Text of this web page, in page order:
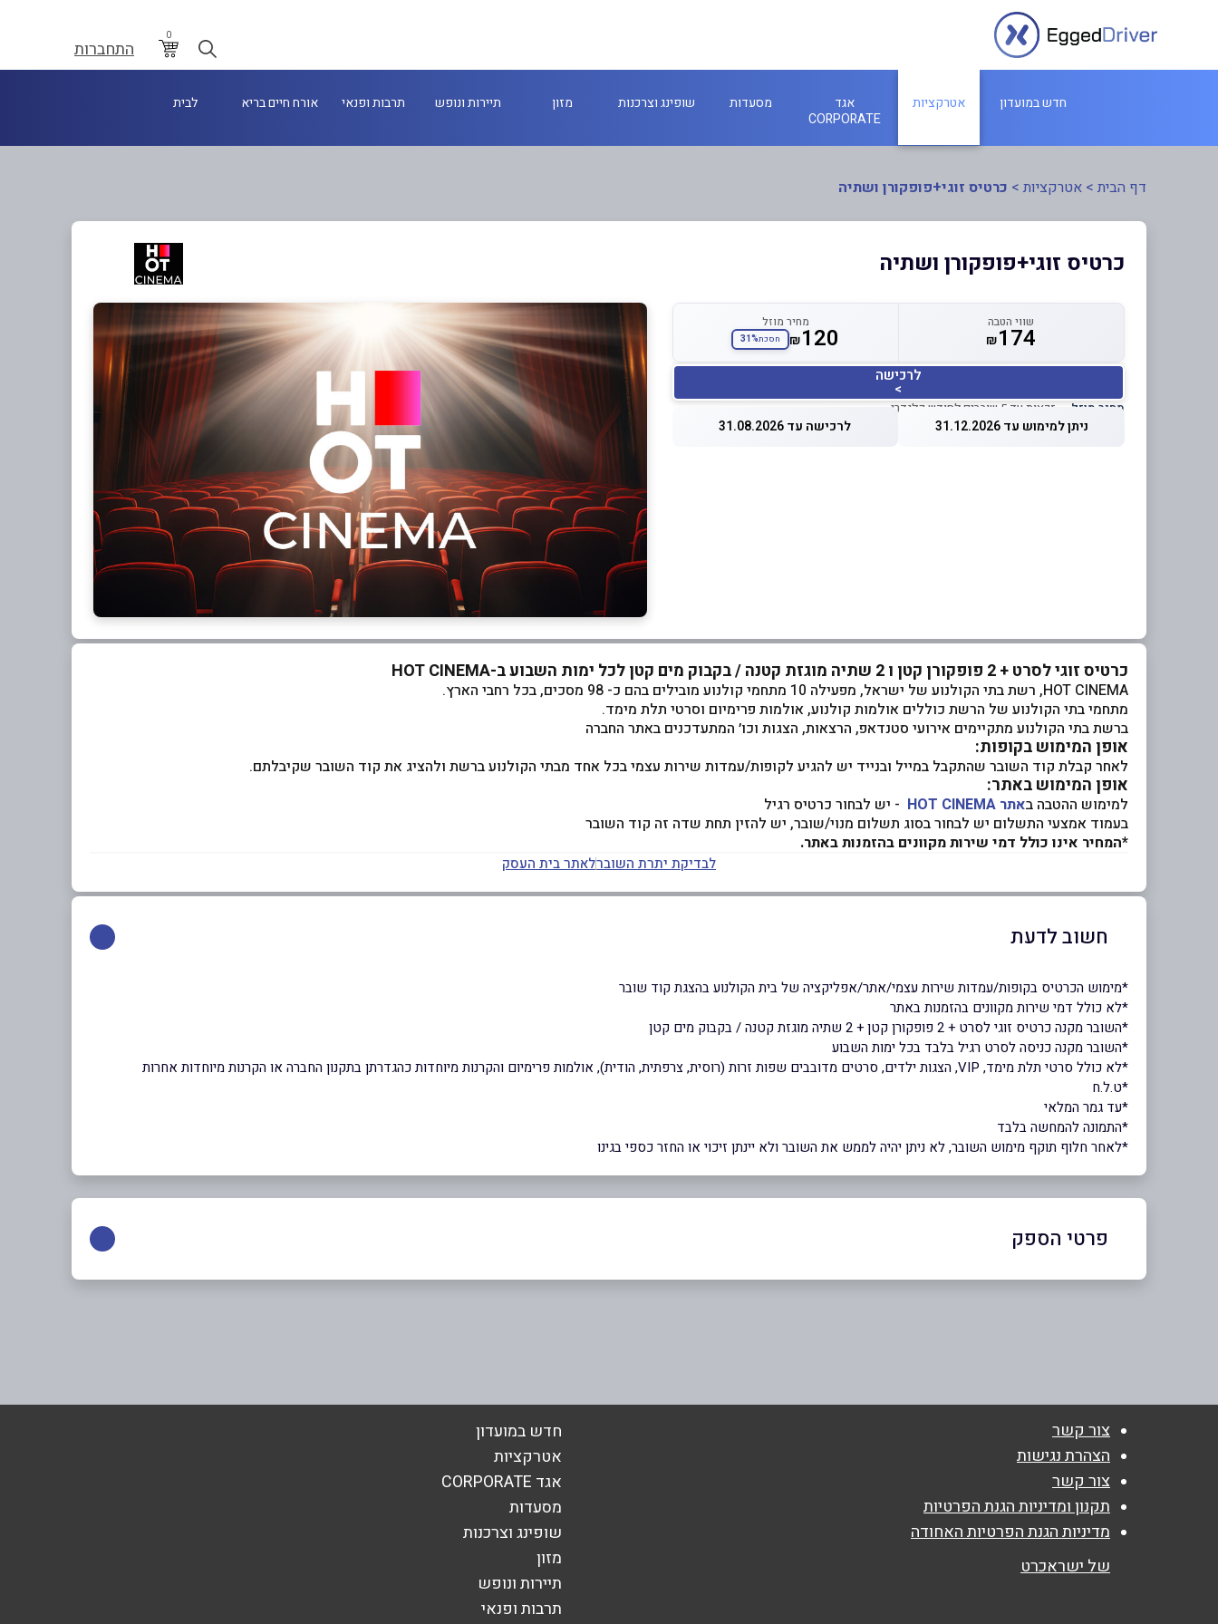
0
התחברות
חדש במועדון אטרקציות
אגד
CORPORATE
מסעדות שופינג וצרכנות מזון תיירות ונופש תרבות ופנאי אורח חיים בריא לבית
דף הבית > אטרקציות > כרטיס זוגי+פופקורן ושתיה
כרטיס זוגי+פופקורן ושתיה
שווי הטבה
₪174
מחיר מוזל
₪120 חסכת31%
לרכישה
>
מחיר מוזל — זכאות עד 5 שוברים לחודש קלנדרי
ניתן למימוש עד 31.12.2026 לרכישה עד 31.08.2026
כרטיס זוגי לסרט + 2 פופקורן קטן ו 2 שתיה מוגזת קטנה / בקבוק מים קטן לכל ימות השבוע ב-HOT CINEMA
HOT CINEMA, רשת בתי הקולנוע של ישראל, מפעילה 10 מתחמי קולנוע מובילים בהם כ- 98 מסכים, בכל רחבי הארץ.
מתחמי בתי הקולנוע של הרשת כוללים אולמות קולנוע, אולמות פרימיום וסרטי תלת מימד.
ברשת בתי הקולנוע מתקיימים אירועי סטנדאפ, הרצאות, הצגות וכו׳ המתעדכנים באתר החברה
אופן המימוש בקופות:
לאחר קבלת קוד השובר שהתקבל במייל ובנייד יש להגיע לקופות/עמדות שירות עצמי בכל אחד מבתי הקולנוע ברשת ולהציג את קוד השובר שקיבלתם.
אופן המימוש באתר:
למימוש ההטבה באתר HOT CINEMA
- יש לבחור כרטיס רגיל
בעמוד אמצעי התשלום יש לבחור בסוג תשלום מנוי/שובר, יש להזין תחת שדה זה קוד השובר
*המחיר אינו כולל דמי שירות מקוונים בהזמנות באתר.
לבדיקת יתרת השוברלאתר בית העסק
חשוב לדעת
*מימוש הכרטיס בקופות/עמדות שירות עצמי/אתר/אפליקציה של בית הקולנוע בהצגת קוד שובר
*לא כולל דמי שירות מקוונים בהזמנות באתר
*השובר מקנה כרטיס זוגי לסרט + 2 פופקורן קטן + 2 שתיה מוגזת קטנה / בקבוק מים קטן
*השובר מקנה כניסה לסרט רגיל בלבד בכל ימות השבוע
*לא כולל סרטי תלת מימד, VIP, הצגות ילדים, סרטים מדובבים שפות זרות (רוסית, צרפתית, הודית), אולמות פרימיום והקרנות מיוחדות כהגדרתן בתקנון החברה או הקרנות מיוחדות אחרות
*ט.ל.ח
*עד גמר המלאי
*התמונה להמחשה בלבד
*לאחר חלוף תוקף מימוש השובר, לא ניתן יהיה לממש את השובר ולא יינתן זיכוי או החזר כספי בגינו
פרטי הספק
שם מלא*
טלפון* אימייל*
צור קשר
הצהרת נגישות
צור קשר
תקנון ומדיניות הגנת הפרטיות
מדיניות הגנת הפרטיות האחודה
של ישראכרט
חדש במועדון
אטרקציות
אגד CORPORATE
מסעדות
שופינג וצרכנות
מזון
תיירות ונופש
תרבות ופנאי